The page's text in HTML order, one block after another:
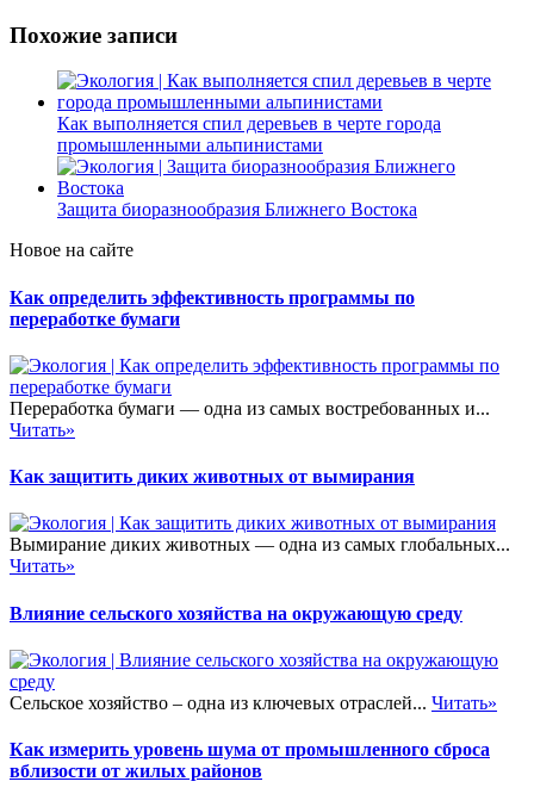
Похожие записи
Как выполняется спил деревьев в черте города
промышленными альпинистами
Защита биоразнообразия Ближнего Востока
Новое на сайте
Как определить эффективность программы по
переработке бумаги
Переработка бумаги — одна из самых востребованных и...
Читать»
Как защитить диких животных от вымирания
Вымирание диких животных — одна из самых глобальных...
Читать»
Влияние сельского хозяйства на окружающую среду
Сельское хозяйство – одна из ключевых отраслей... Читать»
Как измерить уровень шума от промышленного сброса
вблизости от жилых районов